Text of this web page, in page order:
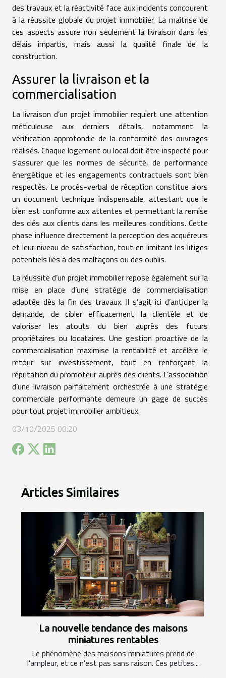
des travaux et la réactivité face aux incidents concourent
à la réussite globale du projet immobilier. La maîtrise de
ces aspects assure non seulement la livraison dans les
délais impartis, mais aussi la qualité finale de la
construction.
Assurer la livraison et la
commercialisation
La livraison d’un projet immobilier requiert une attention
méticuleuse aux derniers détails, notamment la
vérification approfondie de la conformité des ouvrages
réalisés. Chaque logement ou local doit être inspecté pour
s'assurer que les normes de sécurité, de performance
énergétique et les engagements contractuels sont bien
respectés. Le procès-verbal de réception constitue alors
un document technique indispensable, attestant que le
bien est conforme aux attentes et permettant la remise
des clés aux clients dans les meilleures conditions. Cette
phase influence directement la perception des acquéreurs
et leur niveau de satisfaction, tout en limitant les litiges
potentiels liés à des malfaçons ou des oublis.
La réussite d’un projet immobilier repose également sur la
mise en place d’une stratégie de commercialisation
adaptée dès la fin des travaux. Il s’agit ici d’anticiper la
demande, de cibler efficacement la clientèle et de
valoriser les atouts du bien auprès des futurs
propriétaires ou locataires. Une gestion proactive de la
commercialisation maximise la rentabilité et accélère le
retour sur investissement, tout en renforçant la
réputation du promoteur auprès des clients. L’association
d’une livraison parfaitement orchestrée à une stratégie
commerciale performante demeure un gage de succès
pour tout projet immobilier ambitieux.
03/10/2025 00:20
Articles Similaires
La nouvelle tendance des maisons
miniatures rentables
Le phénomène des maisons miniatures prend de
l'ampleur, et ce n'est pas sans raison. Ces petites...